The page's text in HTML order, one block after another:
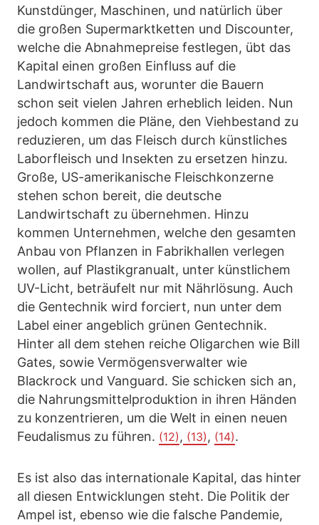
Kunstdünger, Maschinen, und natürlich über
die großen Supermarktketten und Discounter,
welche die Abnahmepreise festlegen, übt das
Kapital einen großen Einfluss auf die
Landwirtschaft aus, worunter die Bauern
schon seit vielen Jahren erheblich leiden. Nun
jedoch kommen die Pläne, den Viehbestand zu
reduzieren, um das Fleisch durch künstliches
Laborfleisch und Insekten zu ersetzen hinzu.
Große, US-amerikanische Fleischkonzerne
stehen schon bereit, die deutsche
Landwirtschaft zu übernehmen. Hinzu
kommen Unternehmen, welche den gesamten
Anbau von Pflanzen in Fabrikhallen verlegen
wollen, auf Plastikgranualt, unter künstlichem
UV-Licht, beträufelt nur mit Nährlösung. Auch
die Gentechnik wird forciert, nun unter dem
Label einer angeblich grünen Gentechnik.
Hinter all dem stehen reiche Oligarchen wie Bill
Gates, sowie Vermögensverwalter wie
Blackrock und Vanguard. Sie schicken sich an,
die Nahrungsmittelproduktion in ihren Händen
zu konzentrieren, um die Welt in einen neuen
Feudalismus zu führen. (12) , (13) , (14).
Es ist also das internationale Kapital, das hinter
all diesen Entwicklungen steht. Die Politik der
Ampel ist, ebenso wie die falsche Pandemie,